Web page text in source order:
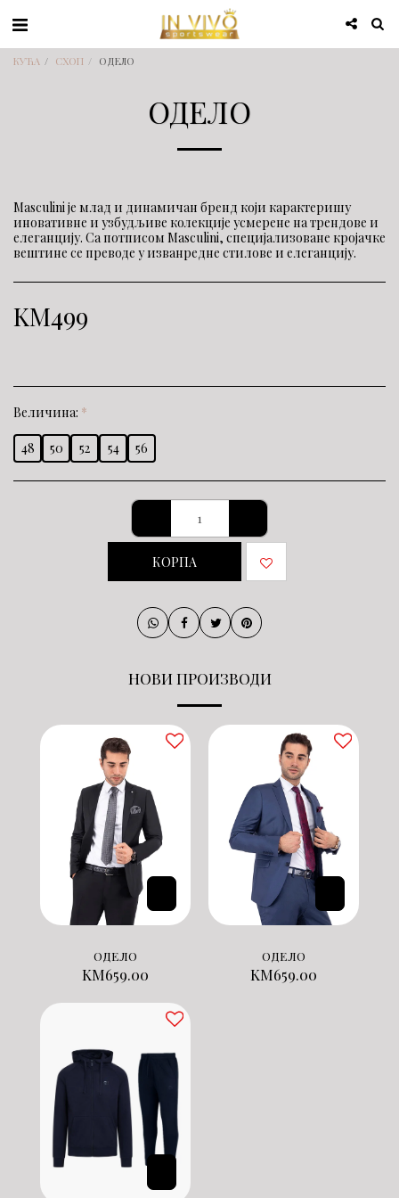
КУЋА СХОП ОДЕЛО
ОДЕЛО
Masculini је млад и динамичан бренд који карактеришу
иновативне и узбудљиве колекције усмерене на трендове и
елеганцију. Са потписом Masculini, специјализоване кројачке
вештине се преводе у изванредне стилове и елеганцију.
KM499
Величина: *
48 50 52 54 56
КОРПА
НОВИ ПРОИЗВОДИ
ОДЕЛО
KM659.00
ОДЕЛО
KM659.00